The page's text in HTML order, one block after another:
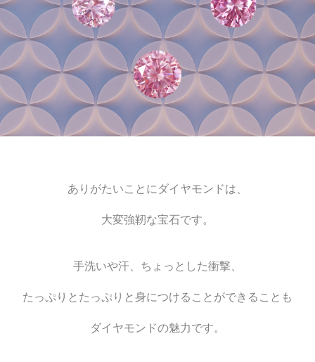
ありがたいことにダイヤモンドは、
大変強靭な宝石です。
手洗いや汗、ちょっとした衝撃、
たっぷりとたっぷりと身につけることができることも
ダイヤモンドの魅力です。